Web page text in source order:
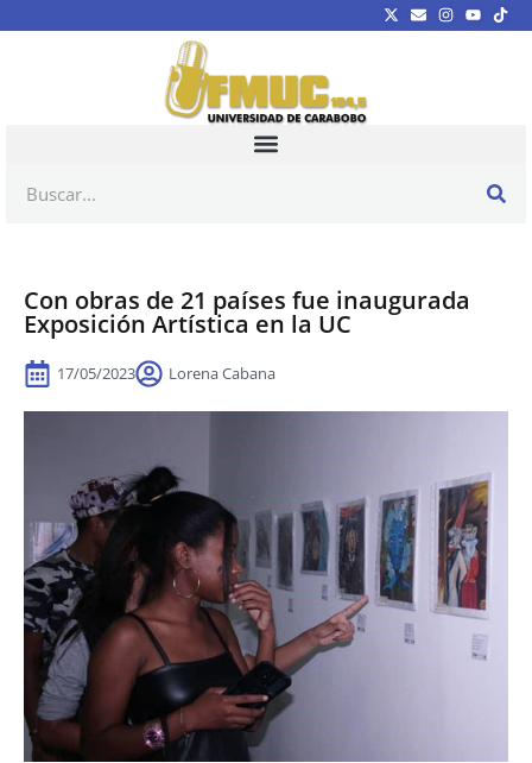
Con obras de 21 países fue inaugurada
Exposición Artística en la UC
17/05/2023 Lorena Cabana